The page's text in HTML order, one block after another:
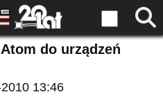
do urządzeń
13:46